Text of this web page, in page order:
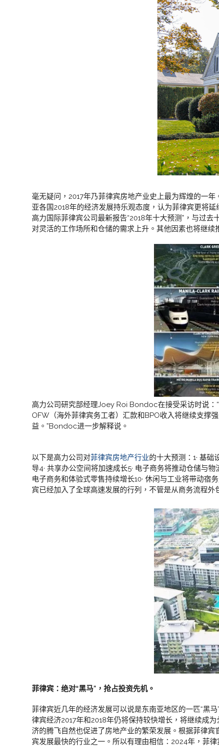
毫无疑问，2017年乃菲律宾房地产业史上最为辉煌的一
亚各国2018年的经济发展持乐观态度，认为菲律宾更将
高力国际菲律宾公司最新报告“2018年十大预测”，与过
对灵活的工作场所和仓储的需求上升。其他因素也将继
高力公司研究部经理Joey Roi Bondoc在接受采访时说：
OFW（海外菲律宾务工者）汇款和BPO收入将继续支撑
益。”Bondoc进一步解释说。
以下是高力公司对菲律宾房地产行业的十大预测：1· 基
导4· 共享办公空间将加速成长5· 电子商务将推动仓储与
电子商务和体验式零售持续增长10· 休闲与工业将带动
宾已经加入了全球高速发展的行列，不管是从商务流程
菲律宾：绝对“黑马”，抢占投资先机。
菲律宾近几年的经济发展可以说是东南亚地区的一匹“黑
律宾经济2017年和2018年仍将保持较快增长，将继续成
济的腾飞自然也促进了房地产业的繁荣发展。根据菲律
宾发展最快的行业之一。所以有理由相信：2024年，菲